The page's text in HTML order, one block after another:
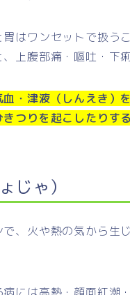
はワンセットで扱う
上腹部痛・嘔吐・下
血・津液（しんえき）
つりを起こしたりす
じゃ）
、火や熱の気から生
には高熱・顔面紅潮